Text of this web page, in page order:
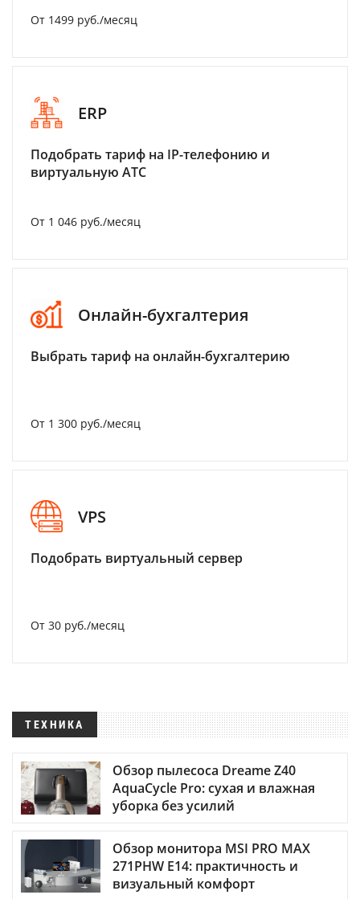
От 1499 руб./месяц
ERP
Подобрать тариф на IP-телефонию и
виртуальную АТС
От 1 046 руб./месяц
Онлайн-бухгалтерия
Выбрать тариф на онлайн-бухгалтерию
От 1 300 руб./месяц
VPS
Подобрать виртуальный сервер
От 30 руб./месяц
ТЕХНИКА
Обзор пылесоса Dreame Z40
AquaCycle Pro: сухая и влажная
уборка без усилий
Обзор монитора MSI PRO MAX
271PHW E14: практичность и
визуальный комфорт